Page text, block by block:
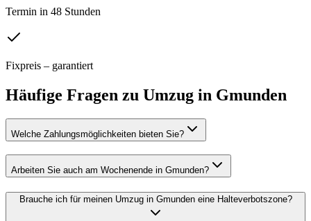
Termin in 48 Stunden
Fixpreis – garantiert
Häufige Fragen zu Umzug in Gmunden
Welche Zahlungsmöglichkeiten bieten Sie?
Arbeiten Sie auch am Wochenende in Gmunden?
Brauche ich für meinen Umzug in Gmunden eine Halteverbotszone?